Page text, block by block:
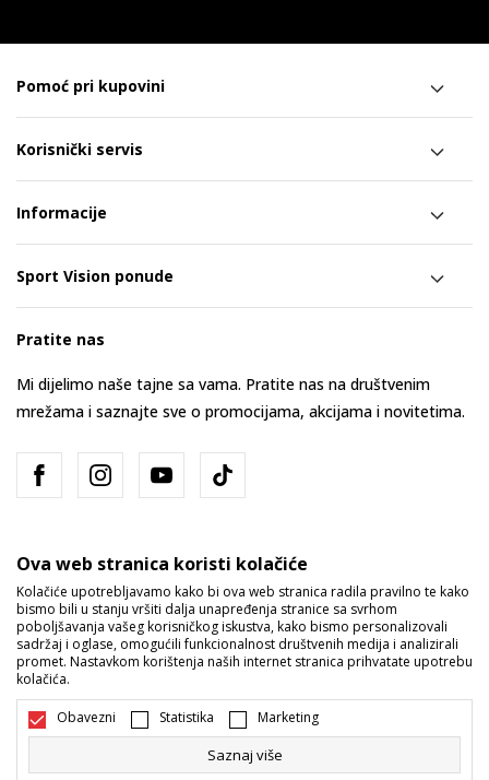
Pomoć pri kupovini
Korisnički servis
Informacije
Sport Vision ponude
Pratite nas
Mi dijelimo naše tajne sa vama. Pratite nas na društvenim
mrežama i saznajte sve o promocijama, akcijama i novitetima.
Bosna i Hercegovina Promijenite
Nastojimo da budemo što precizniji u opisu proizvoda, prikazu slika i
Ova web stranica koristi kolačiće
Kolačiće upotrebljavamo kako bi ova web stranica radila pravilno te kako
bismo bili u stanju vršiti dalja unapređenja stranice sa svrhom
poboljšavanja vašeg korisničkog iskustva, kako bismo personalizovali
sadržaj i oglase, omogućili funkcionalnost društvenih medija i analizirali
promet. Nastavkom korištenja naših internet stranica prihvatate upotrebu
kolačića.
Obavezni Statistika Marketing
Saznaj više